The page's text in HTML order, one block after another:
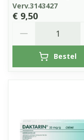
Verv.3143427
€ 9,50
Bestel